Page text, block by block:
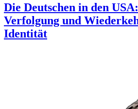
Die Deutschen in den
Verfolgung und
Identität